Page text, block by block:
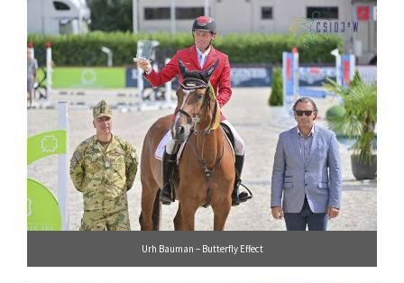
Urh Bauman – Butterfly Effect